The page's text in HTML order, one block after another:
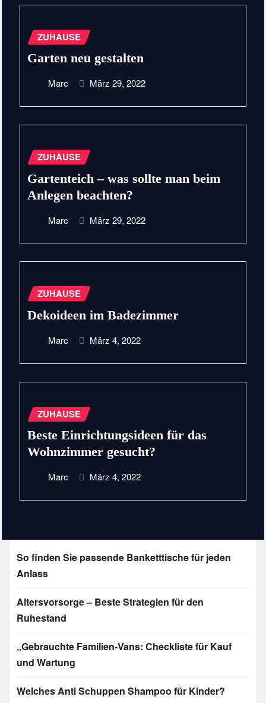
ZUHAUSE
Garten neu gestalten
Marc März 29, 2022
ZUHAUSE
Gartenteich – was sollte man beim
Anlegen beachten?
Marc März 29, 2022
ZUHAUSE
Dekoideen im Badezimmer
Marc März 4, 2022
ZUHAUSE
Beste Einrichtungsideen für das
Wohnzimmer gesucht?
Marc März 4, 2022
So finden Sie passende Banketttische für jeden
Anlass
Altersvorsorge – Beste Strategien für den
Ruhestand
„Gebrauchte Familien-Vans: Checkliste für Kauf
und Wartung
Welches Anti Schuppen Shampoo für Kinder?